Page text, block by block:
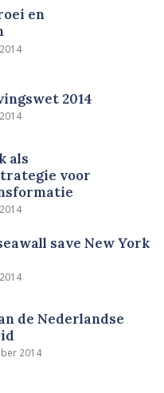
en
2014
als
voor
save New York
de Nederlandse
2014